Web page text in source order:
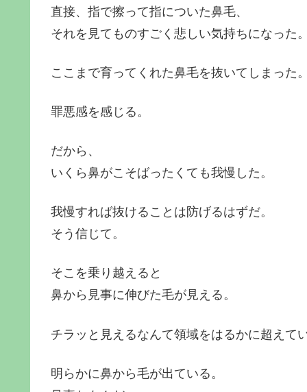
直接、指で擦って指についた鼻毛、
それを見てものすごく悲しい気持ちになった。
ここまで育ってくれた鼻毛を抜いてしまった。
罪悪感を感じる。
だから、
いくら鼻がこそばったくても我慢した。
我慢すれば抜けることは防げるはずだ。
そう信じて。
そこを乗り越えると
鼻から見事に伸びた毛が見える。
チラッと見えるなんて領域をはるかに超えてい
明らかに鼻から毛が出ている。